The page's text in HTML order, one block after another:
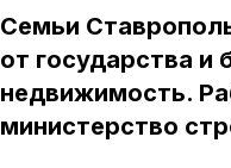
Семьи
от государства
недвижимость.
министерство